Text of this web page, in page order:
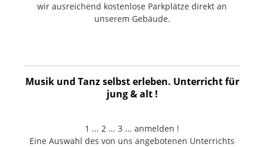
wir ausreichend kostenlose Parkplätze direkt an
unserem Gebäude.
Musik und Tanz selbst erleben. Unterricht für
jung & alt !
1 ... 2 ... 3 ... anmelden !
Eine Auswahl des von uns angebotenen Unterrichts